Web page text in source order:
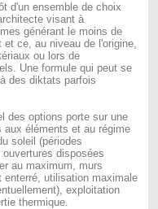
d'un ensemble de choix
visant à
générant le moins de
et ce, au niveau de l'origine,
ou lors de
Une formule qui peut se
des diktats parfois
des options porte sur une
éléments et au régime
soleil (périodes
disposées
au maximum, murs
utilisation maximale
exploitation
thermique.